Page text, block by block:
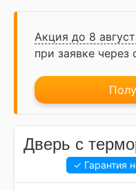
Акция до 8
при заявке через
Дверь с
✓ Гарантия